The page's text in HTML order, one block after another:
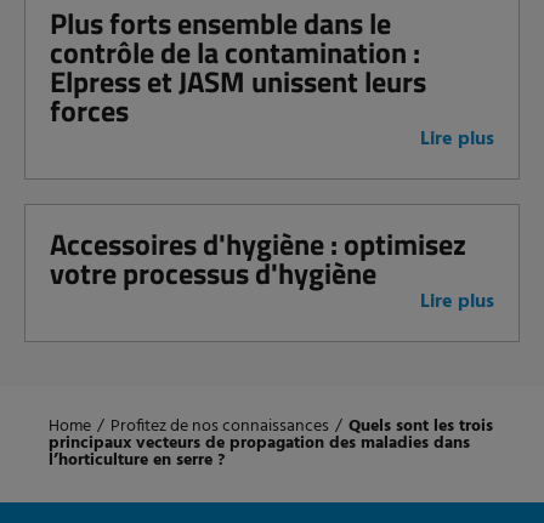
Plus forts ensemble dans le
contrôle de la contamination :
Elpress et JASM unissent leurs
forces
Lire plus
Accessoires d'hygiène : optimisez
votre processus d'hygiène
Lire plus
Home / Profitez de nos connaissances / Quels sont les trois
principaux vecteurs de propagation des maladies dans
l’horticulture en serre ?